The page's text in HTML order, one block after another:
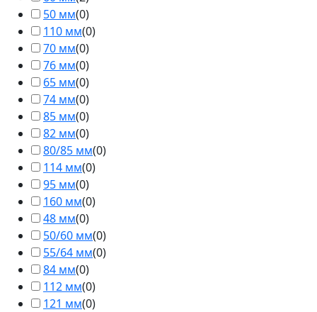
50 мм(0)
110 мм(0)
70 мм(0)
76 мм(0)
65 мм(0)
74 мм(0)
85 мм(0)
82 мм(0)
80/85 мм(0)
114 мм(0)
95 мм(0)
160 мм(0)
48 мм(0)
50/60 мм(0)
55/64 мм(0)
84 мм(0)
112 мм(0)
121 мм(0)